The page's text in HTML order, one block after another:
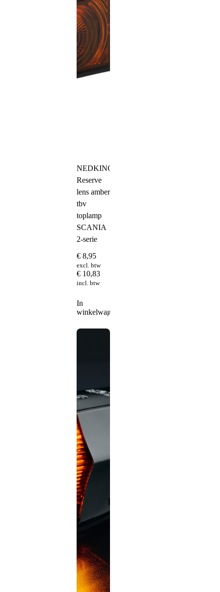
NEDKING
Reserve
lens amber
tbv
toplamp
SCANIA
2-serie
€ 8,95
excl. btw
€ 10,83
incl. btw
In
winkelwagen